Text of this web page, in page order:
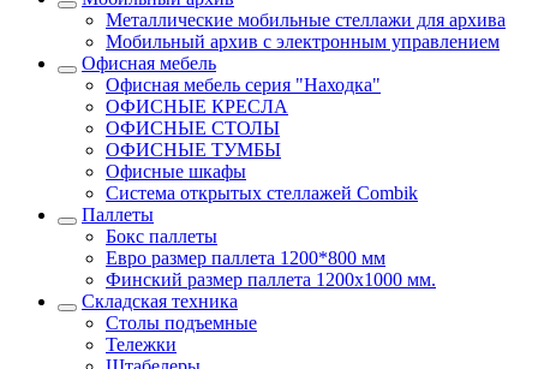
Металлические мобильные стеллажи для архива
Мобильный архив с электронным управлением
Офисная мебель
Офисная мебель серия "Находка"
ОФИСНЫЕ КРЕСЛА
ОФИСНЫЕ СТОЛЫ
ОФИСНЫЕ ТУМБЫ
Офисные шкафы
Система открытых стеллажей Combik
Паллеты
Бокс паллеты
Евро размер паллета 1200*800 мм
Финский размер паллета 1200х1000 мм.
Складская техника
Столы подъемные
Тележки